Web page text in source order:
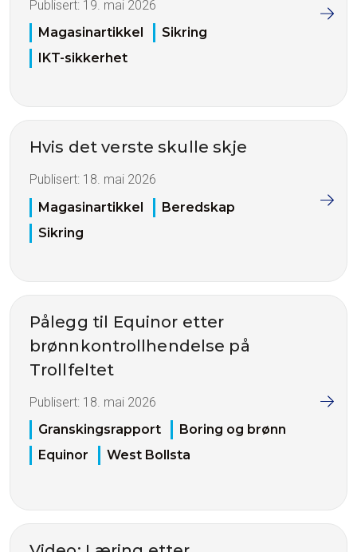
Publisert: 19. mai 2026
Magasinartikkel
Sikring
IKT-sikkerhet
Hvis det verste skulle skje
Publisert: 18. mai 2026
Magasinartikkel
Beredskap
Sikring
Pålegg til Equinor etter
brønnkontrollhendelse på
Trollfeltet
Publisert: 18. mai 2026
Granskingsrapport
Boring og brønn
Equinor
West Bollsta